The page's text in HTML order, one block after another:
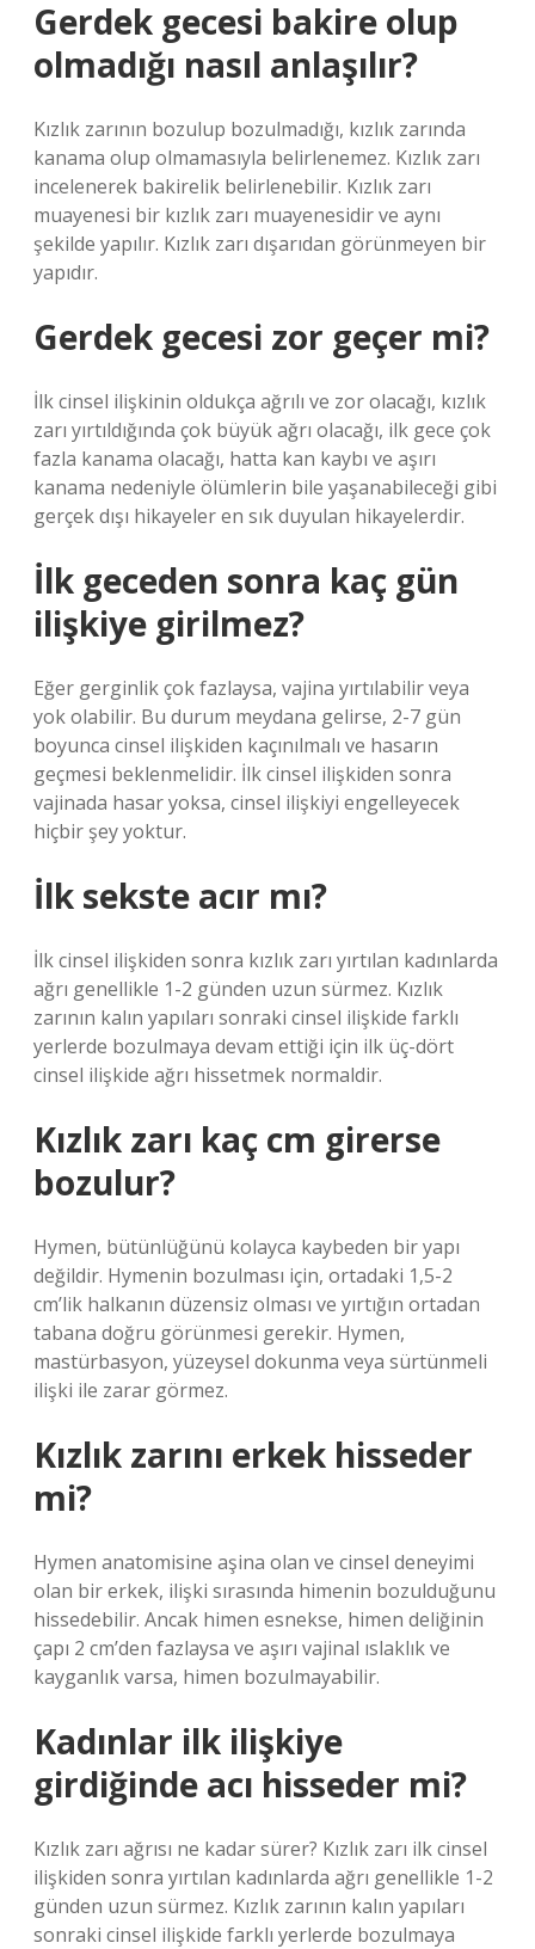
Gerdek gecesi bakire olup
olmadığı nasıl anlaşılır?
Kızlık zarının bozulup bozulmadığı, kızlık zarında
kanama olup olmamasıyla belirlenemez. Kızlık zarı
incelenerek bakirelik belirlenebilir. Kızlık zarı
muayenesi bir kızlık zarı muayenesidir ve aynı
şekilde yapılır. Kızlık zarı dışarıdan görünmeyen bir
yapıdır.
Gerdek gecesi zor geçer mi?
İlk cinsel ilişkinin oldukça ağrılı ve zor olacağı, kızlık
zarı yırtıldığında çok büyük ağrı olacağı, ilk gece çok
fazla kanama olacağı, hatta kan kaybı ve aşırı
kanama nedeniyle ölümlerin bile yaşanabileceği gibi
gerçek dışı hikayeler en sık duyulan hikayelerdir.
İlk geceden sonra kaç gün
ilişkiye girilmez?
Eğer gerginlik çok fazlaysa, vajina yırtılabilir veya
yok olabilir. Bu durum meydana gelirse, 2-7 gün
boyunca cinsel ilişkiden kaçınılmalı ve hasarın
geçmesi beklenmelidir. İlk cinsel ilişkiden sonra
vajinada hasar yoksa, cinsel ilişkiyi engelleyecek
hiçbir şey yoktur.
İlk sekste acır mı?
İlk cinsel ilişkiden sonra kızlık zarı yırtılan kadınlarda
ağrı genellikle 1-2 günden uzun sürmez. Kızlık
zarının kalın yapıları sonraki cinsel ilişkide farklı
yerlerde bozulmaya devam ettiği için ilk üç-dört
cinsel ilişkide ağrı hissetmek normaldir.
Kızlık zarı kaç cm girerse
bozulur?
Hymen, bütünlüğünü kolayca kaybeden bir yapı
değildir. Hymenin bozulması için, ortadaki 1,5-2
cm’lik halkanın düzensiz olması ve yırtığın ortadan
tabana doğru görünmesi gerekir. Hymen,
mastürbasyon, yüzeysel dokunma veya sürtünmeli
ilişki ile zarar görmez.
Kızlık zarını erkek hisseder
mi?
Hymen anatomisine aşina olan ve cinsel deneyimi
olan bir erkek, ilişki sırasında himenin bozulduğunu
hissedebilir. Ancak himen esnekse, himen deliğinin
çapı 2 cm’den fazlaysa ve aşırı vajinal ıslaklık ve
kayganlık varsa, himen bozulmayabilir.
Kadınlar ilk ilişkiye
girdiğinde acı hisseder mi?
Kızlık zarı ağrısı ne kadar sürer? Kızlık zarı ilk cinsel
ilişkiden sonra yırtılan kadınlarda ağrı genellikle 1-2
günden uzun sürmez. Kızlık zarının kalın yapıları
sonraki cinsel ilişkide farklı yerlerde bozulmaya